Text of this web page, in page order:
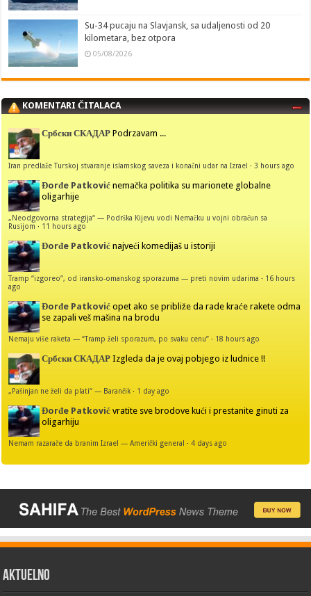
Su-34 pucaju na Slavjansk, sa udaljenosti od 20
kilometara, bez otpora
05/08/2026
KOMENTARI ČITALACA
Србски СКАДАР Podrzavam ...
Iran predlaže Turskoj stvaranje islamskog saveza i konačni udar na Izrael ·3 hours ago
Đorđe Patković nemačka politika su marionete globalne
oligarhije
„Neodgovorna strategija“ — Podrška Kijevu vodi Nemačku u vojni obračun sa
Rusijom · 11 hours ago
Đorđe Patković najveći komedijaš u istoriji
Tramp “izgoreo”, od iransko-omanskog sporazuma — preti novim udarima · 16 hours
ago
Đorđe Patković opet ako se približe da rade kraće rakete odma
se zapali veš mašina na brodu
Nemaju više raketa — “Tramp želi sporazum, po svaku cenu” · 18 hours ago
Србски СКАДАР Izgleda da je ovaj pobjego iz ludnice !!
„Pašinjan ne želi da plati“ — Barančik · 1 day ago
Đorđe Patković vratite sve brodove kući i prestanite ginuti za
oligarhiju
Nemam razarače da branim Izrael — Američki general ·4 days ago
AKTUELNO